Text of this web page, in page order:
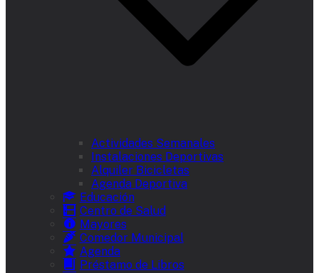
Actividades Semanales
Instalaciones Deportivas
Alquiler Bicicletas
Agenda Deportiva
Educación
Centro de Salud
Mayores
Comedor Municipal
Agenda
Préstamo de Libros